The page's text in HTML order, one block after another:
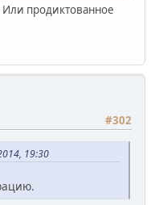
продиктованное
#302
19:30